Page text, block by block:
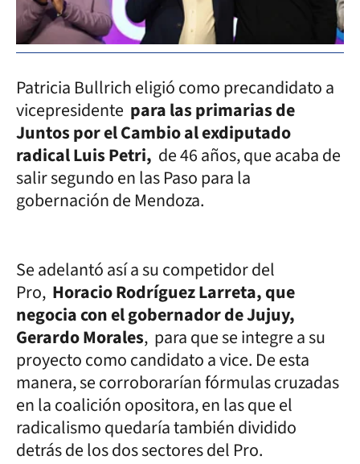
Patricia Bullrich eligió como precandidato a
vicepresidente para las primarias de
Juntos por el Cambio al exdiputado
radical Luis Petri, de 46 años, que acaba de
salir segundo en las Paso para la
gobernación de Mendoza.
Se adelantó así a su competidor del
Pro, Horacio Rodríguez Larreta, que
negocia con el gobernador de Jujuy,
Gerardo Morales, para que se integre a su
proyecto como candidato a vice. De esta
manera, se corroborarían fórmulas cruzadas
en la coalición opositora, en las que el
radicalismo quedaría también dividido
detrás de los dos sectores del Pro.